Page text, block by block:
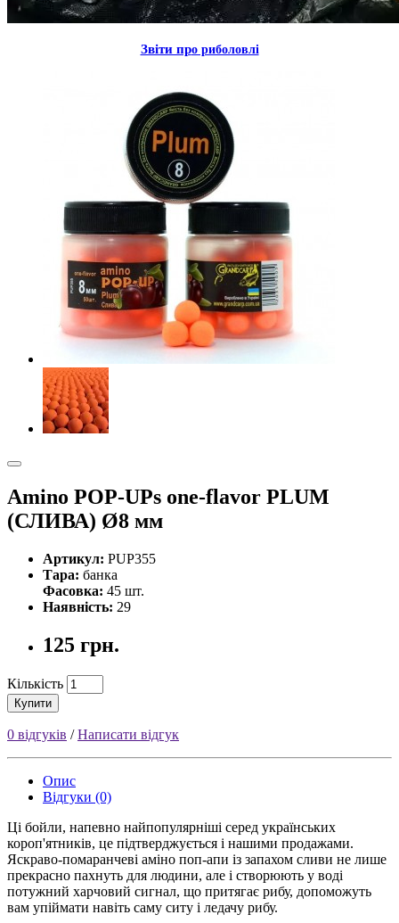
Звiти про риболовлi
Amino POP-UPs one-flavor PLUM
(СЛИВА) Ø8 мм
Артикул: PUP355
Тара: банка
Фасовка: 45 шт.
Наявність: 29
125 грн.
Кількість
Купити
0 відгуків /Написати відгук
Опис
Відгуки (0)
Ці бойли, напевно найпопулярніші серед українських
короп'ятникiв, це підтверджується і нашими продажами.
Яскраво-помаранчеві аміно поп-апи із запахом сливи не лише
прекрасно пахнуть для людини, але і створюють у воді
потужний харчовий сигнал, що притягає рибу, допоможуть
вам упіймати навіть саму ситу і ледачу рибу.